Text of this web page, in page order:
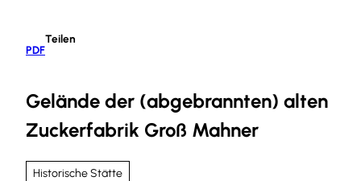
PDF
Teilen
Gelände der (abgebrannten) alten
Zuckerfabrik Groß Mahner
Historische Stätte